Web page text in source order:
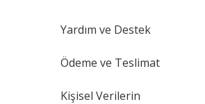
Yardım ve Destek
Ödeme ve Teslimat
Kişisel Verilerin